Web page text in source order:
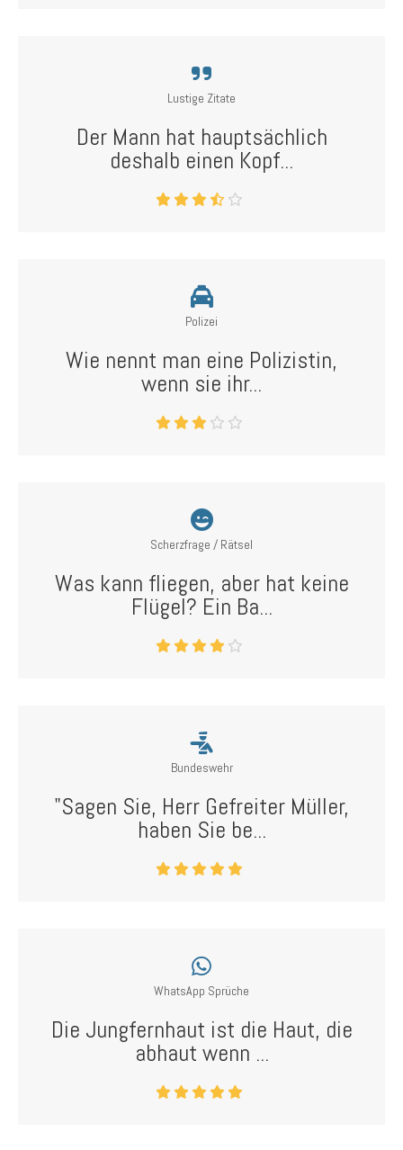
Lustige Zitate
Der Mann hat hauptsächlich
deshalb einen Kopf...
Polizei
Wie nennt man eine Polizistin,
wenn sie ihr...
Scherzfrage / Rätsel
Was kann fliegen, aber hat keine
Flügel? Ein Ba...
Bundeswehr
"Sagen Sie, Herr Gefreiter Müller,
haben Sie be...
WhatsApp Sprüche
Die Jungfernhaut ist die Haut, die
abhaut wenn ...